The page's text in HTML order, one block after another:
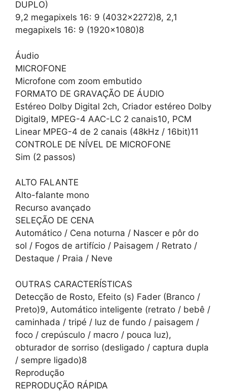
DUPLO)
9,2 megapixels 16: 9 (4032×2272)8, 2,1
megapixels 16: 9 (1920×1080)8
Áudio
MICROFONE
Microfone com zoom embutido
FORMATO DE GRAVAÇÃO DE ÁUDIO
Estéreo Dolby Digital 2ch, Criador estéreo Dolby
Digital9, MPEG-4 AAC-LC 2 canais10, PCM
Linear MPEG-4 de 2 canais (48kHz / 16bit)11
CONTROLE DE NÍVEL DE MICROFONE
Sim (2 passos)
ALTO FALANTE
Alto-falante mono
Recurso avançado
SELEÇÃO DE CENA
Automático / Cena noturna / Nascer e pôr do
sol / Fogos de artifício / Paisagem / Retrato /
Destaque / Praia / Neve
OUTRAS CARACTERÍSTICAS
Detecção de Rosto, Efeito (s) Fader (Branco /
Preto)9, Automático inteligente (retrato / bebê /
caminhada / tripé / luz de fundo / paisagem /
foco / crepúsculo / macro / pouca luz),
obturador de sorriso (desligado / captura dupla
/ sempre ligado)8
Reprodução
REPRODUÇÃO RÁPIDA